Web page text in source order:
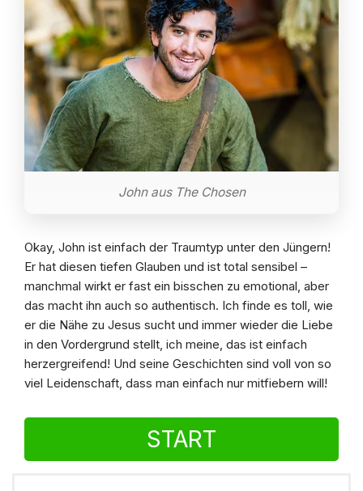
John aus The Chosen
Okay, John ist einfach der Traumtyp unter den Jüngern!
Er hat diesen tiefen Glauben und ist total sensibel –
manchmal wirkt er fast ein bisschen zu emotional, aber
das macht ihn auch so authentisch. Ich finde es toll, wie
er die Nähe zu Jesus sucht und immer wieder die Liebe
in den Vordergrund stellt, ich meine, das ist einfach
herzergreifend! Und seine Geschichten sind voll von so
viel Leidenschaft, dass man einfach nur mitfiebern will!
START